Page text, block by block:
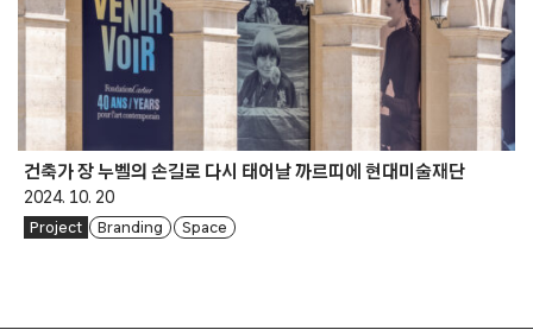
건축가 장 누벨의 손길로 다시 태어날 까르띠에 현대미술재단
2024. 10. 20
Project Branding Space